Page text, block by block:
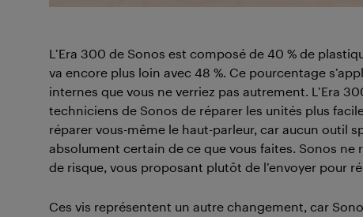
L’Era 300 de Sonos est composé de 40 % de
va encore plus loin avec 48 %. Ce pourcentage
internes que vous ne verriez pas autrement. L’Era
techniciens de Sonos de réparer les unités plus
réparer vous-même le haut-parleur, car aucun outil
absolument certain de ce que vous faites. Sonos
de risque, vous proposant plutôt de l’envoyer pour
Ces vis représentent un autre changement, car